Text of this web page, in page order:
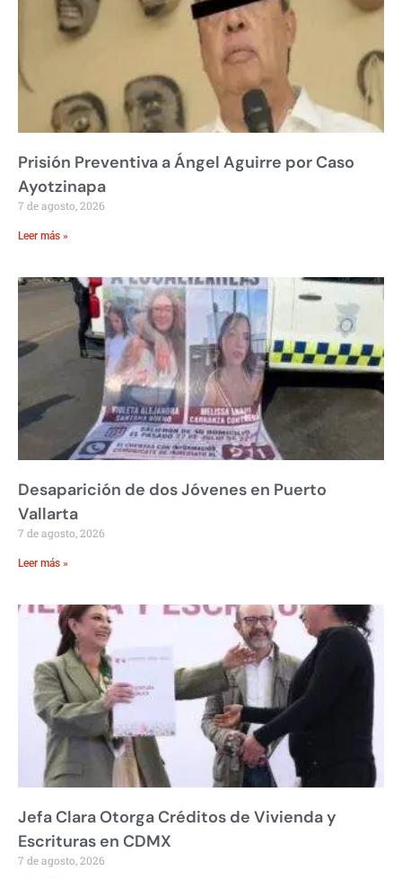
Prisión Preventiva a Ángel Aguirre por Caso
Ayotzinapa
7 de agosto, 2026
Leer más »
Desaparición de dos Jóvenes en Puerto
Vallarta
7 de agosto, 2026
Leer más »
Jefa Clara Otorga Créditos de Vivienda y
Escrituras en CDMX
7 de agosto, 2026